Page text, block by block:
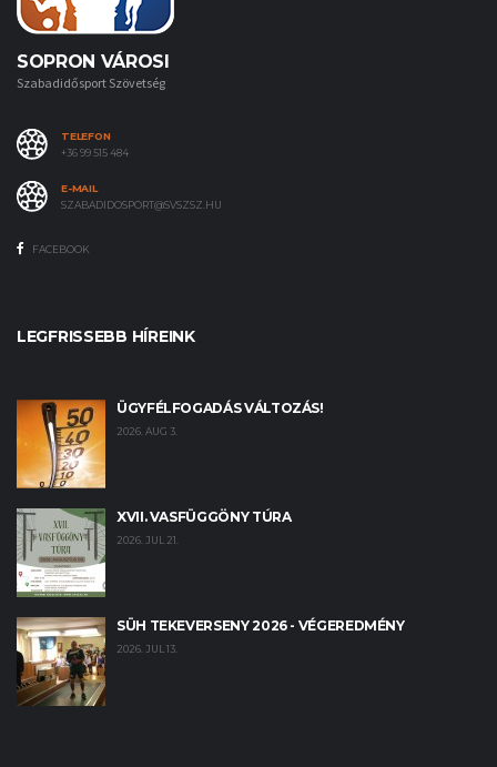
SOPRON VÁROSI
Szabadidősport Szövetség
TELEFON
+36 99 515 484
E-MAIL
SZABADIDOSPORT@SVSZSZ.HU
FACEBOOK
LEGFRISSEBB HÍREINK
ÜGYFÉLFOGADÁS VÁLTOZÁS!
2026. AUG 3.
XVII. VASFÜGGÖNY TÚRA
2026. JUL 21.
SÜH TEKEVERSENY 2026 - VÉGEREDMÉNY
2026. JUL 13.